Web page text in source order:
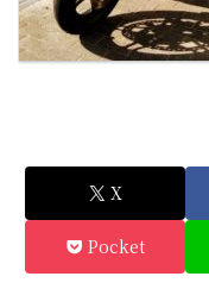
X
Pocket